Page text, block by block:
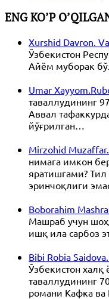
ENG KO’P
Xurshid Davron.
Ўзбекистон
Айём муборак
Umar
таваллудининг
Аввал
йўғрилган…
Mirzohid
нимага имкон
яратишгами? Тил
эринчоқлиги
Boborahim
Машраб учун
ишқ ила сарбоз
Bibi Robia
Ўзбекистон халқ
таваллудининг
романи Кафка ва